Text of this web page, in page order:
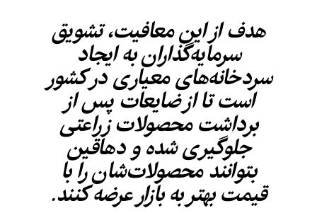
هدف از این معافیت، تشویق
سرمایه‌گذاران به ایجاد
سردخانه‌های معیاری در کشور
است تا از ضایعات پس از
برداشت محصولات زراعتی
جلوگیری شده و دهاقین
بتوانند محصولات‌شان را با
قیمت بهتر به بازار عرضه کنند.